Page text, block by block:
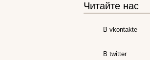
Читайте нас
В vkontakte
В twitter